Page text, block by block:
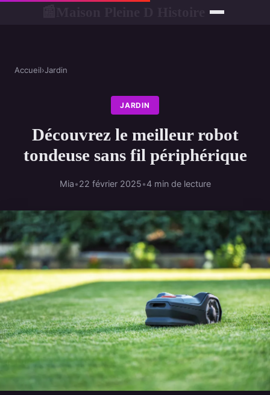
Accueil›Jardin
JARDIN
Découvrez le meilleur robot
tondeuse sans fil périphérique
Mia•22 février 2025•4 min de lecture